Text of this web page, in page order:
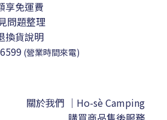
享免運費
問題整理
換貨說明
(營業時間來電)
關於我們 ｜Ho-sè Camping